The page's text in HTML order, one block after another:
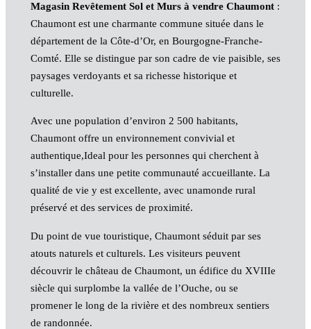
Magasin Revêtement Sol et Murs à vendre Chaumont:
Chaumont est une charmante commune située dans le
département de la Côte-d’Or, en Bourgogne-Franche-
Comté. Elle se distingue par son cadre de vie paisible, ses
paysages verdoyants et sa richesse historique et
culturelle.
Avec une population d’environ 2 500 habitants,
Chaumont offre un environnement convivial et
authentique,Ideal pour les personnes qui cherchent à
s’installer dans une petite communauté accueillante. La
qualité de vie y est excellente, avec unamonde rural
préservé et des services de proximité.
Du point de vue touristique, Chaumont séduit par ses
atouts naturels et culturels. Les visiteurs peuvent
découvrir le château de Chaumont, un édifice du XVIIIe
siècle qui surplombe la vallée de l’Ouche, ou se
promener le long de la rivière et des nombreux sentiers
de randonnée.